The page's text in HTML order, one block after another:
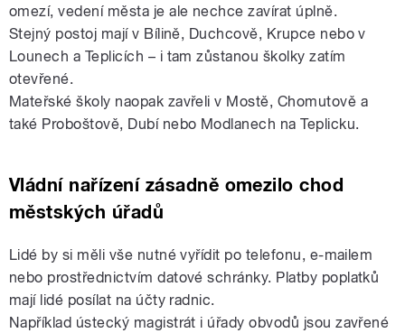
omezí, vedení města je ale nechce zavírat úplně.
Stejný postoj mají v Bílině, Duchcově, Krupce nebo v
Lounech a Teplicích – i tam zůstanou školky zatím
otevřené.
Mateřské školy naopak zavřeli v Mostě, Chomutově a
také Proboštově, Dubí nebo Modlanech na Teplicku.
Vládní nařízení zásadně omezilo chod
městských úřadů
Lidé by si měli vše nutné vyřídit po telefonu, e-mailem
nebo prostřednictvím datové schránky. Platby poplatků
mají lidé posílat na účty radnic.
Například ústecký magistrát i úřady obvodů jsou zavřené